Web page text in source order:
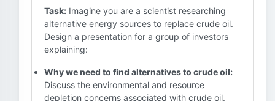
Task: Imagine you are a scientist researching
alternative energy sources to replace crude oil.
Design a presentation for a group of investors
explaining:
Why we need to find alternatives to crude oil:
Discuss the environmental and resource
depletion concerns associated with crude oil.